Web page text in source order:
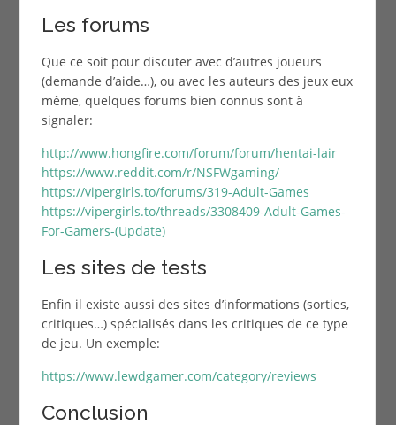
Les forums
Que ce soit pour discuter avec d’autres joueurs
(demande d’aide…), ou avec les auteurs des jeux eux
même, quelques forums bien connus sont à
signaler:
http://www.hongfire.com/forum/forum/hentai-lair
https://www.reddit.com/r/NSFWgaming/
https://vipergirls.to/forums/319-Adult-Games
https://vipergirls.to/threads/3308409-Adult-Games-
For-Gamers-(Update)
Les sites de tests
Enfin il existe aussi des sites d’informations (sorties,
critiques…) spécialisés dans les critiques de ce type
de jeu. Un exemple:
https://www.lewdgamer.com/category/reviews
Conclusion